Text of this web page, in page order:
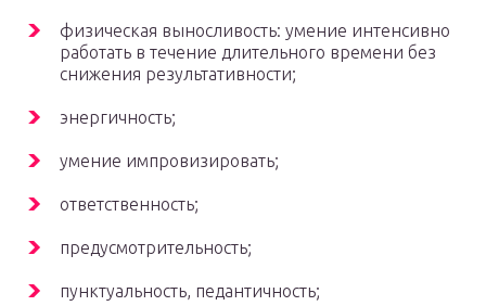
физическая выносливость: умение интенсивно
работать в течение длительного времени без
снижения результативности;
энергичность;
умение импровизировать;
ответственность;
предусмотрительность;
пунктуальность, педантичность;